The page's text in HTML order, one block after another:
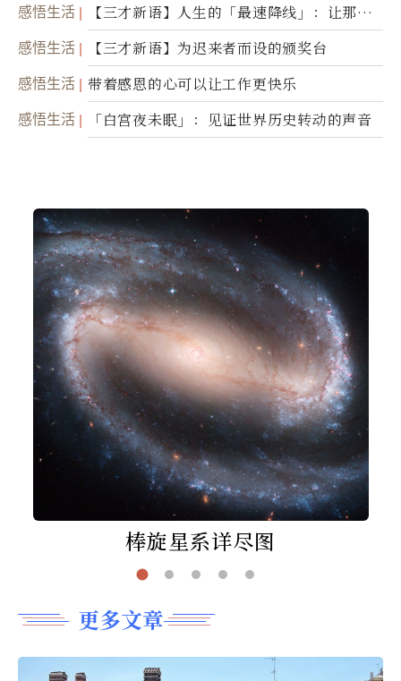
感悟生活
【三才新语】人生的「最速降线」：让那道
光，带你滑向自己
感悟生活 【三才新语】为迟来者而设的颁奖台
感悟生活 带着感恩的心可以让工作更快乐
感悟生活 「白宫夜未眠」：见证世界历史转动的声音
棒旋星系详尽图
更多文章